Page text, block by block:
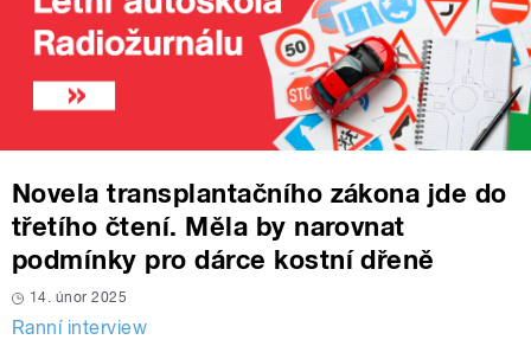
Novela transplantačního zákona jde do
třetího čtení. Měla by narovnat
podmínky pro dárce kostní dřeně
14. únor 2025
Ranní interview